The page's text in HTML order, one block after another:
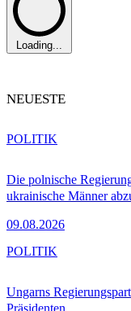
Loading...
NEUESTE
Die polnische
ukrainische Männer
09.08.2026
POLITIK
Ungarns
Präsidenten
POLITIK